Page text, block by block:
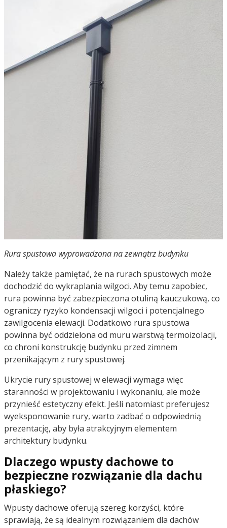
Rura spustowa wyprowadzona na zewnątrz budynku
Należy także pamiętać, że na rurach spustowych może
dochodzić do wykraplania wilgoci. Aby temu zapobiec,
rura powinna być zabezpieczona otuliną kauczukową, co
ograniczy ryzyko kondensacji wilgoci i potencjalnego
zawilgocenia elewacji. Dodatkowo rura spustowa
powinna być oddzielona od muru warstwą termoizolacji,
co chroni konstrukcję budynku przed zimnem
przenikającym z rury spustowej.
Ukrycie rury spustowej w elewacji wymaga więc
staranności w projektowaniu i wykonaniu, ale może
przynieść estetyczny efekt. Jeśli natomiast preferujesz
wyeksponowanie rury, warto zadbać o odpowiednią
prezentację, aby była atrakcyjnym elementem
architektury budynku.
Dlaczego wpusty dachowe to
bezpieczne rozwiązanie dla dachu
płaskiego?
Wpusty dachowe oferują szereg korzyści, które
sprawiają, że są idealnym rozwiązaniem dla dachów